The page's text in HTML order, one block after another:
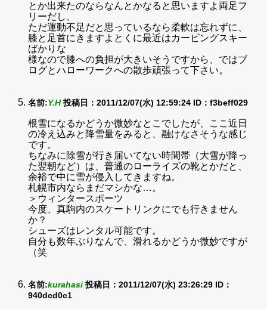
とか出来たのならなんとかなると思いますよ両足フ
リーだし、
ただ運動不足だと思っているなら柔軟は忘れずに、
膝と足首にきますよとくに最近はカービングスキー
ばかりな
様なので膝への負担が大きいそうですから、ではブ
ログとハローワークへの散歩頑張って下さい。
名前:Y.H 投稿日：2011/12/07(水) 12:59:24 ID：f3beff029
根雪になるかどうか微妙なとこでしたが、ここ近日
の冷え込みと降雪量をみると、融けなさそうな感じ
です。
ちなみに除雪が行き届いてない時間帯（大雪が降っ
た翌朝など）は、普通のローライズの靴とかだと、
余裕で中に雪が侵入してきますね。
札幌市内ならまだマシかな…。
＞ウィンタースポーツ
今度、真駒内のスケートリンクにでも行きません
か？
シューズはレンタル可能です。
自分も数年ぶりなんで、滑れるかどうか微妙ですが
（笑
名前:kurahasi 投稿日：2011/12/07(水) 23:26:29 ID：
940dcd0c1